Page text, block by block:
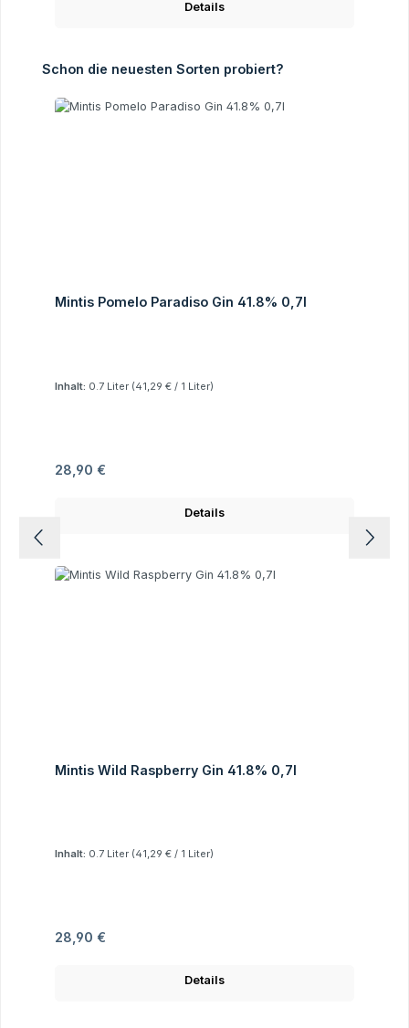
Details
Produktgalerie überspringen
Schon die neuesten Sorten probiert?
Mintis Pomelo Paradiso Gin 41.8% 0,7l
Inhalt: 0.7 Liter (41,29 € / 1 Liter)
Regulärer Preis:
28,90 €
Details
Mintis Wild Raspberry Gin 41.8% 0,7l
Inhalt: 0.7 Liter (41,29 € / 1 Liter)
Regulärer Preis:
28,90 €
Details